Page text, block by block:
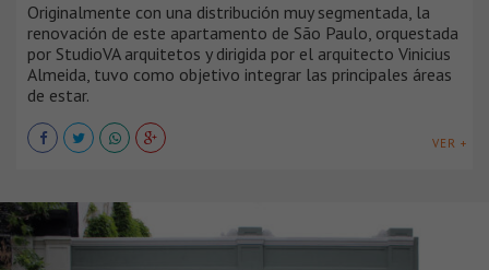
Originalmente con una distribución muy segmentada, la
renovación de este apartamento de São Paulo, orquestada
por StudioVA arquitetos y dirigida por el arquitecto Vinicius
Almeida, tuvo como objetivo integrar las principales áreas
de estar.
VER +